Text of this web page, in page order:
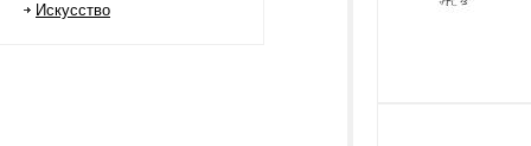
Искусство